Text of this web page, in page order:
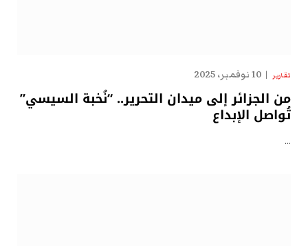
تقارير 10 نوفمبر، 2025
من الجزائر إلى ميدان التحرير.. “نُخبة السيسي”
تُواصل الإبداع
…